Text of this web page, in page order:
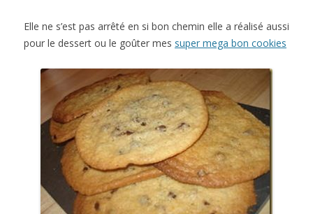
Elle ne s’est pas arrêté en si bon chemin elle a réalisé aussi
pour le dessert ou le goûter mes super mega bon cookies